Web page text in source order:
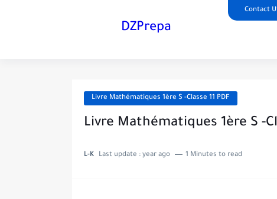
Contact
DZPrepa
Livre Mathématiques 1ère S -Classe 11 PDF
Livre Mathématiques 1ère S -
L-K Last update : year ago 1 Minutes to read